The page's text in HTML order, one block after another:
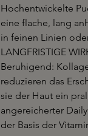
Hochentwickelte
eine flache, lang
in feinen Linien
LANGFRISTIGE
Beruhigend:
reduzieren das
sie der Haut ein
angereicherter
der Basis der